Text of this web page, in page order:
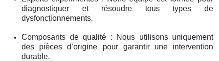
diagnostiquer et résoudre tous types de
dysfonctionnements.
Composants de qualité : Nous utilisons uniquement
des pièces d’origine pour garantir une intervention
durable.